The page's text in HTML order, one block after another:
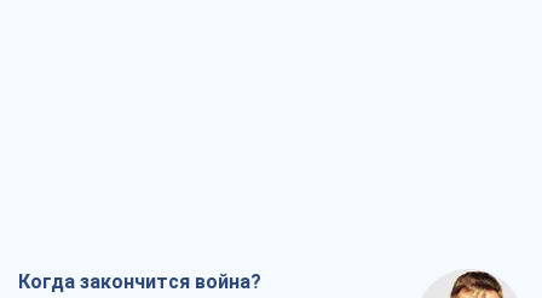
Когда закончится война?